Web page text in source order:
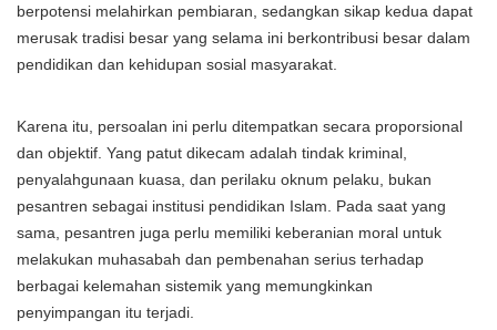
berpotensi melahirkan pembiaran, sedangkan sikap kedua dapat
merusak tradisi besar yang selama ini berkontribusi besar dalam
pendidikan dan kehidupan sosial masyarakat.
Karena itu, persoalan ini perlu ditempatkan secara proporsional
dan objektif. Yang patut dikecam adalah tindak kriminal,
penyalahgunaan kuasa, dan perilaku oknum pelaku, bukan
pesantren sebagai institusi pendidikan Islam. Pada saat yang
sama, pesantren juga perlu memiliki keberanian moral untuk
melakukan muhasabah dan pembenahan serius terhadap
berbagai kelemahan sistemik yang memungkinkan
penyimpangan itu terjadi.